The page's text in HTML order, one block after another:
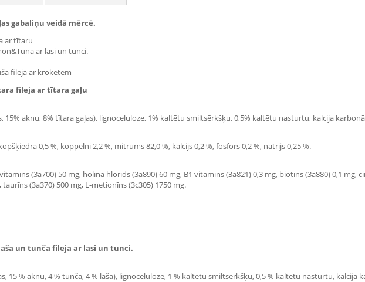
gabaliņu veidā mērcē.
ar tītaru
ar lasi un tunci.
fileja ar kroketēm
fileja ar tītara gaļu
15% aknu, 8% tītara gaļas), lignoceluloze, 1% kaltētu smiltsērkšķu, 0,5% kaltētu nasturtu, kalcija
0,5 %, koppelni 2,2 %, mitrums 82,0 %, kalcijs 0,2 %, fosfors 0,2 %, nātrijs 0,25 %.
(3a700) 50 mg, holīna hlorīds (3a890) 60 mg, B1 vitamīns (3a821) 0,3 mg, biotīns (3a880) 0,1 mg,
(3a370) 500 mg, L-metionīns (3c305) 1750 mg.
un tunča fileja ar lasi un tunci.
15 % aknu, 4 % tunča, 4 % laša), lignoceluloze, 1 % kaltētu smiltsērkšķu, 0,5 % kaltētu nasturtu, kalcija